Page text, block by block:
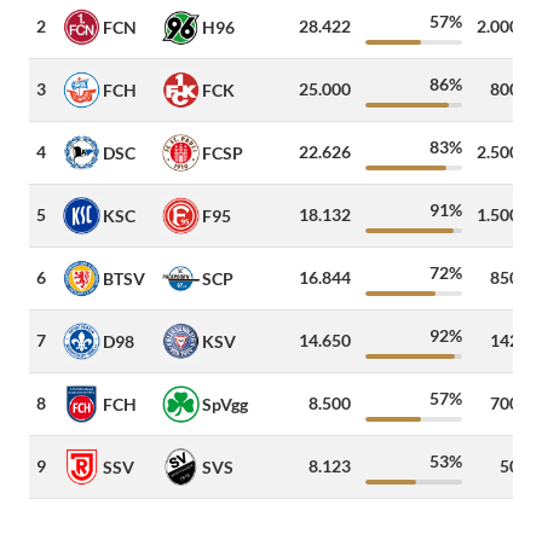
2 FCN H96 28.422 57% 2.000
3 FCH FCK 25.000 86% 800
4 DSC FCSP 22.626 83% 2.500
5 KSC F95 18.132 91% 1.500
6 BTSV SCP 16.844 72% 850
7 D98 KSV 14.650 92% 142
8 FCH SpVgg 8.500 57% 700
9 SSV SVS 8.123 53% 50